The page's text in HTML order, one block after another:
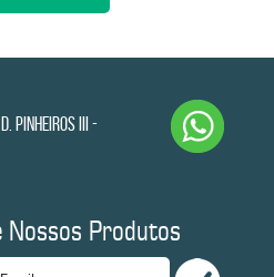
Pinheiros III -
Nossos Produtos